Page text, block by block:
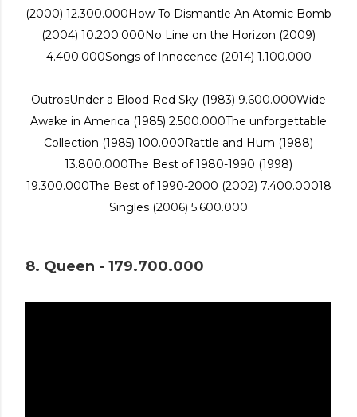
(2000) 12.300.000How To Dismantle An Atomic Bomb
(2004) 10.200.000No Line on the Horizon (2009)
4.400.000Songs of Innocence (2014) 1.100.000
OutrosUnder a Blood Red Sky (1983) 9.600.000Wide
Awake in America (1985) 2.500.000The unforgettable
Collection (1985) 100.000Rattle and Hum (1988)
13.800.000The Best of 1980-1990 (1998)
19.300.000The Best of 1990-2000 (2002) 7.400.00018
Singles (2006) 5.600.000
8. Queen - 179.700.000